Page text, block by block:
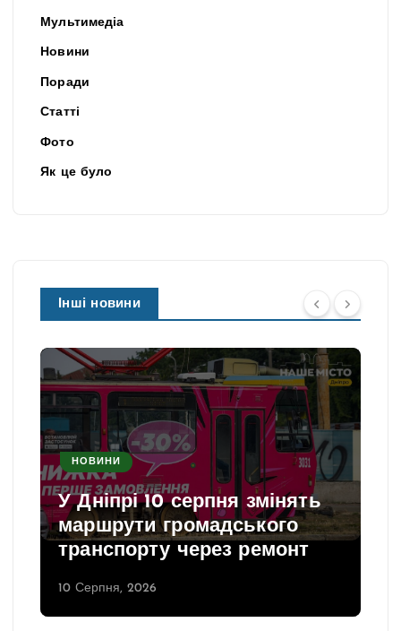
Мультимедіа
Новини
Поради
Статті
Фото
Як це було
Інші новини
НОВИНИ
У Дніпрі 10 серпня змінять
маршрути громадського
транспорту через ремонт
10 Серпня, 2026